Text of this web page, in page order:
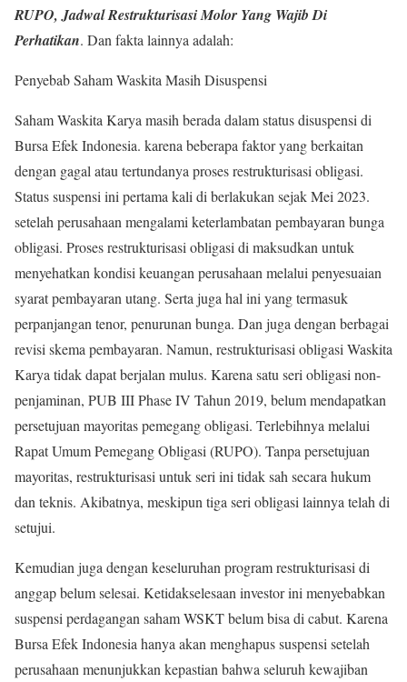
RUPO, Jadwal Restrukturisasi Molor Yang Wajib Di
Perhatikan. Dan fakta lainnya adalah:
Penyebab Saham Waskita Masih Disuspensi
Saham Waskita Karya masih berada dalam status disuspensi di
Bursa Efek Indonesia. karena beberapa faktor yang berkaitan
dengan gagal atau tertundanya proses restrukturisasi obligasi.
Status suspensi ini pertama kali di berlakukan sejak Mei 2023.
setelah perusahaan mengalami keterlambatan pembayaran bunga
obligasi. Proses restrukturisasi obligasi di maksudkan untuk
menyehatkan kondisi keuangan perusahaan melalui penyesuaian
syarat pembayaran utang. Serta juga hal ini yang termasuk
perpanjangan tenor, penurunan bunga. Dan juga dengan berbagai
revisi skema pembayaran. Namun, restrukturisasi obligasi Waskita
Karya tidak dapat berjalan mulus. Karena satu seri obligasi non-
penjaminan, PUB III Phase IV Tahun 2019, belum mendapatkan
persetujuan mayoritas pemegang obligasi. Terlebihnya melalui
Rapat Umum Pemegang Obligasi (RUPO). Tanpa persetujuan
mayoritas, restrukturisasi untuk seri ini tidak sah secara hukum
dan teknis. Akibatnya, meskipun tiga seri obligasi lainnya telah di
setujui.
Kemudian juga dengan keseluruhan program restrukturisasi di
anggap belum selesai. Ketidakselesaan investor ini menyebabkan
suspensi perdagangan saham WSKT belum bisa di cabut. Karena
Bursa Efek Indonesia hanya akan menghapus suspensi setelah
perusahaan menunjukkan kepastian bahwa seluruh kewajiban